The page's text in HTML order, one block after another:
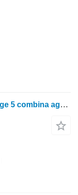
Massey Ferguson mf7343 activa stage 5 combina agricola